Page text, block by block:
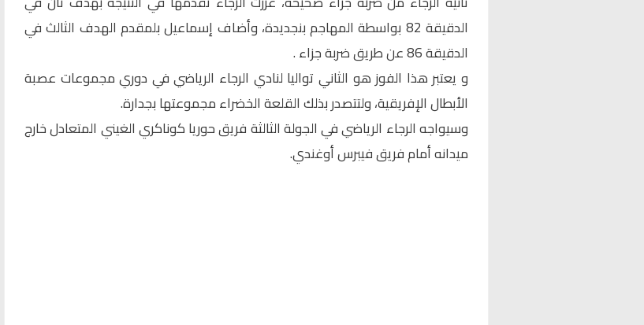
الدقيقة 82 بواسطة المهاجم بنجديدة، وأضاف إسماعيل بلمقدم الهدف الثالث في
الدقيقة 86 عن طريق ضربة جزاء .
و يعتبر هذا الفوز هو الثاني تواليا لنادي الرجاء الرياضي في دوري مجموعات عصبة
الأبطال الإفريقية، ولتتصدر بذلك القلعة الخضراء مجموعتها بجدارة.
وسيواجه الرجاء الرياضي في الجولة الثالثة فريق حوريا كوناكري الغيني المتعادل خارج
ميدانه أمام فريق فيبرس أوغندي.